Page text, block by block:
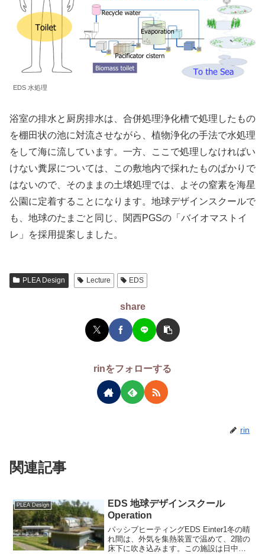
EDS 水処理
浴室の排水と厨房排水は、合併処理浄化槽で処理したもの
を棚田状の池に対流させながら、植物浄化の手法で水処理
をして海に流しています。一方、ここで処理しなければい
けない糞尿については、この敷地内で採れたものばかりで
はないので、そのままの土壌処理では、よその窒素を海星
公園に定着することになります。地球デザインスクールで
も、地球のたまごと同じ、関西PGSの「バイオマストイ
レ」を採用提案しました。
PLEA Design Lecture EDS
share
rinをフォローする
rin
関連記事
PLEA Design
EDS 地球デザインスクール
Operation
パッシブヒーティングEDS Einter1冬の晴
れ間は、外気を集熱装置で温めて、2階の
床下に吹き込みます。この施設は日中の